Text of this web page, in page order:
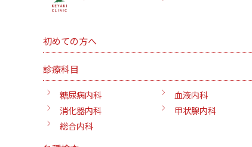
初めての方へ
診療科目
糖尿病内科
血液内科
消化器内科
甲状腺内科
総合内科